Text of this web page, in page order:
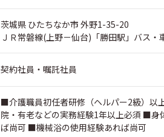
茨城県 ひたちなか市 外野1-35-20
ＪＲ常磐線(上野－仙台)「勝田駅」バス・
契約社員・嘱託社員
■介護職員初任者研修（ヘルパー2級）以
院・有老などの実務経験1年以上必須 ■身
ば尚可 ■機械浴の使用経験あれば尚可